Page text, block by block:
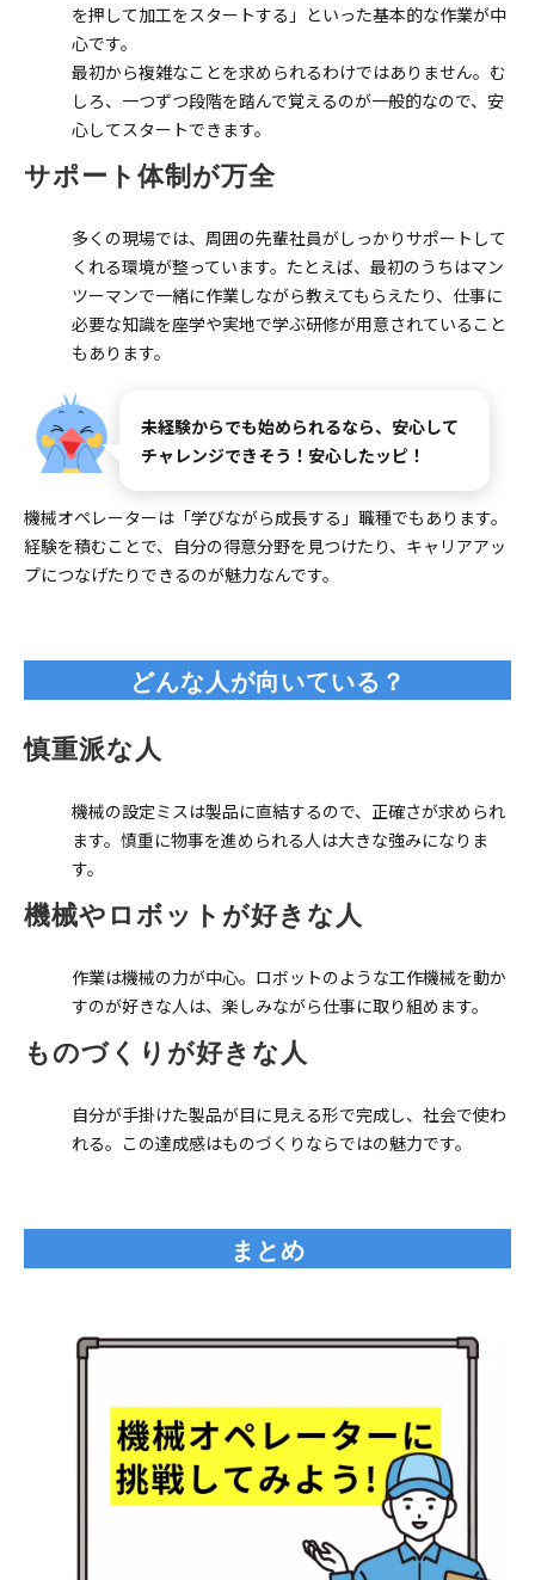
を押して加工をスタートする」といった基本的な作業が中
心です。
最初から複雑なことを求められるわけではありません。む
しろ、一つずつ段階を踏んで覚えるのが一般的なので、安
心してスタートできます。
サポート体制が万全
多くの現場では、周囲の先輩社員がしっかりサポートして
くれる環境が整っています。たとえば、最初のうちはマン
ツーマンで一緒に作業しながら教えてもらえたり、仕事に
必要な知識を座学や実地で学ぶ研修が用意されていること
もあります。
未経験からでも始められるなら、安心して
チャレンジできそう！安心したッピ！
機械オペレーターは「学びながら成長する」職種でもあります。
経験を積むことで、自分の得意分野を見つけたり、キャリアアッ
プにつなげたりできるのが魅力なんです。
どんな人が向いている？
慎重派な人
機械の設定ミスは製品に直結するので、正確さが求められ
ます。慎重に物事を進められる人は大きな強みになりま
す。
機械やロボットが好きな人
作業は機械の力が中心。ロボットのような工作機械を動か
すのが好きな人は、楽しみながら仕事に取り組めます。
ものづくりが好きな人
自分が手掛けた製品が目に見える形で完成し、社会で使わ
れる。この達成感はものづくりならではの魅力です。
まとめ